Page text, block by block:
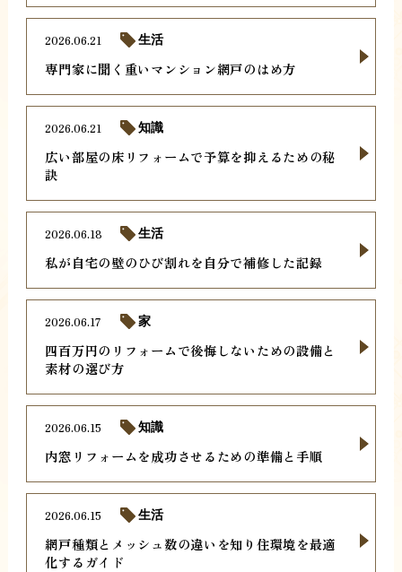
専門家に聞く重いマンション網戸のはめ方
2026.06.21 生活
広い部屋の床リフォームで予算を抑えるための秘
訣
2026.06.21 知識
私が自宅の壁のひび割れを自分で補修した記録
2026.06.18 生活
四百万円のリフォームで後悔しないための設備と
素材の選び方
2026.06.17 家
内窓リフォームを成功させるための準備と手順
2026.06.15 知識
網戸種類とメッシュ数の違いを知り住環境を最適
化するガイド
2026.06.15 生活